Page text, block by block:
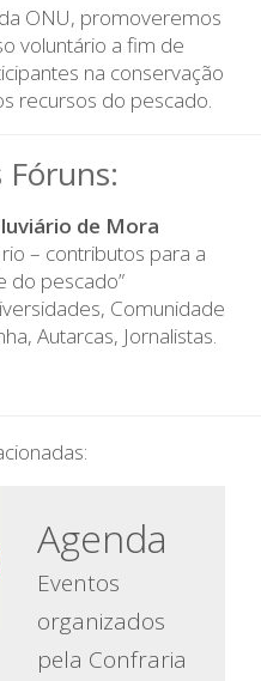
ONU, promoveremos
voluntário a fim de
na conservação
recursos do pescado.
Fóruns:
de Mora
– contributos para a
do pescado”
Comunidade
Autarcas, Jornalistas.
Agenda
Eventos
organizados
pela Confraria